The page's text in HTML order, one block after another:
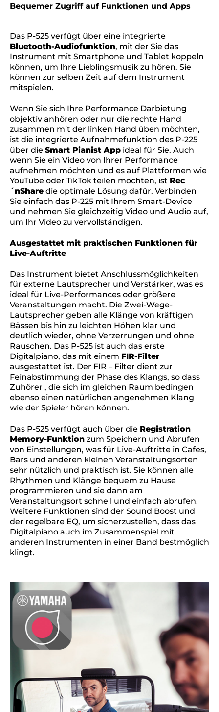
Bequemer Zugriff auf Funktionen und Apps
Das P-525 verfügt über eine integrierte
Bluetooth-Audiofunktion, mit der Sie das
Instrument mit Smartphone und Tablet koppeln
können, um Ihre Lieblingsmusik zu hören. Sie
können zur selben Zeit auf dem Instrument
mitspielen.
Wenn Sie sich Ihre Performance Darbietung
objektiv anhören oder nur die rechte Hand
zusammen mit der linken Hand üben möchten,
ist die integrierte Aufnahmefunktion des P-225
über die Smart Pianist App ideal für Sie. Auch
wenn Sie ein Video von Ihrer Performance
aufnehmen möchten und es auf Plattformen wie
YouTube oder TikTok teilen möchten, ist Rec
´nShare die optimale Lösung dafür. Verbinden
Sie einfach das P-225 mit Ihrem Smart-Device
und nehmen Sie gleichzeitig Video und Audio auf,
um Ihr Video zu vervollständigen.
Ausgestattet mit praktischen Funktionen für
Live-Auftritte
Das Instrument bietet Anschlussmöglichkeiten
für externe Lautsprecher und Verstärker, was es
ideal für Live-Performances oder größere
Veranstaltungen macht. Die Zwei-Wege-
Lautsprecher geben alle Klänge von kräftigen
Bässen bis hin zu leichten Höhen klar und
deutlich wieder, ohne Verzerrungen und ohne
Rauschen. Das P-525 ist auch das erste
Digitalpiano, das mit einem FIR-Filter
ausgestattet ist. Der FIR – Filter dient zur
Feinabstimmung der Phase des Klangs, so dass
Zuhörer , die sich im gleichen Raum bedingen
ebenso einen natürlichen angenehmen Klang
wie der Spieler hören können.
Das P-525 verfügt auch über die Registration
Memory-Funktion zum Speichern und Abrufen
von Einstellungen, was für Live-Auftritte in Cafes,
Bars und anderen kleinen Veranstaltungsorten
sehr nützlich und praktisch ist. Sie können alle
Rhythmen und Klänge bequem zu Hause
programmieren und sie dann am
Veranstaltungsort schnell und einfach abrufen.
Weitere Funktionen sind der Sound Boost und
der regelbare EQ, um sicherzustellen, dass das
Digitalpiano auch im Zusammenspiel mit
anderen Instrumenten in einer Band bestmöglich
klingt.